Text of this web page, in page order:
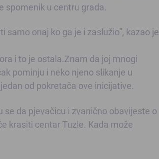
spomenik u centru grada.
onaj ko ga je i zaslužio”, kazao je
i to je ostala.Znam da joj mnogi
pominju i neko njeno slikanje u
od pokretača ove inicijative.
da pjevačicu i zvanično obavijeste o
krasiti centar Tuzle. Kada može